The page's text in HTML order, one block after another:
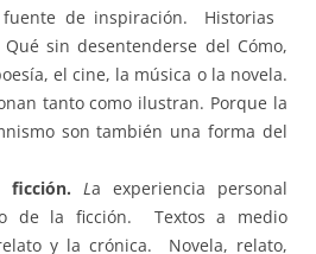
de inspiración. Historias
sin desentenderse del Cómo,
el cine, la música o la novela.
tanto como ilustran. Porque la
son también una forma del
ficción. La experiencia personal
de la ficción. Textos a medio
y la crónica. Novela, relato,